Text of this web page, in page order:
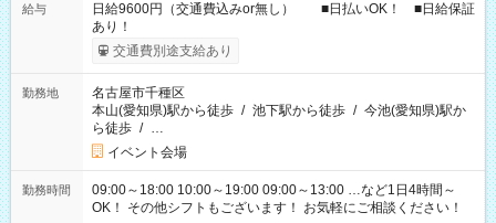
給与
日給9600円（交通費込みor無し） ■日払いOK！ ■日給保証
あり！
交通費別途支給あり
勤務地
名古屋市千種区
本山(愛知県)駅から徒歩 / 池下駅から徒歩 / 今池(愛知県)駅か
ら徒歩 / …
イベント会場
勤務時間
09:00～18:00 10:00～19:00 09:00～13:00 …など1日4時間～
OK！ その他シフトもございます！ お気軽にご相談ください！